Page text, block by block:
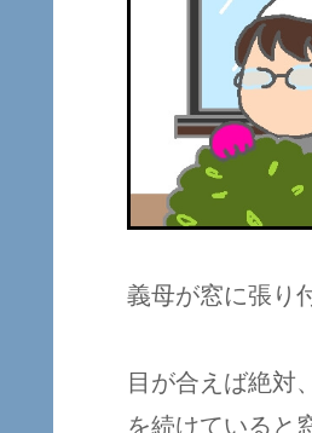
義母が窓に張り
目が合えば絶対
を続けていると